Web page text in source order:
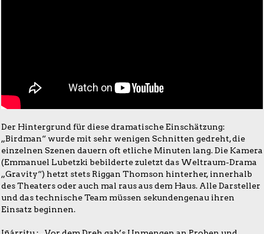
Der Hintergrund für diese dramatische Einschätzung:
„Birdman“ wurde mit sehr wenigen Schnitten gedreht, die
einzelnen Szenen dauern oft etliche Minuten lang. Die Kamera
(Emmanuel Lubetzki bebilderte zuletzt das Weltraum-Drama
„Gravity“) hetzt stets Riggan Thomson hinterher, innerhalb
des Theaters oder auch mal raus aus dem Haus. Alle Darsteller
und das technische Team müssen sekundengenau ihren
Einsatz beginnen.